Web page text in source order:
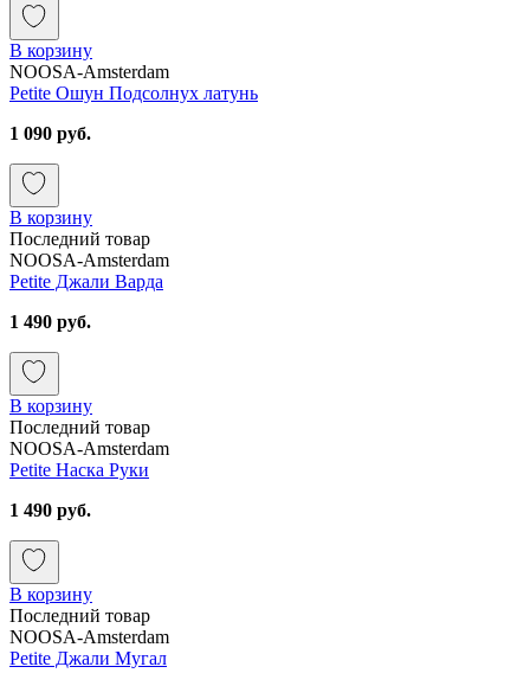
В корзину
NOOSA-Amsterdam
Petite Ошун Подсолнух латунь
1 090 руб.
В корзину
Последний товар
NOOSA-Amsterdam
Petite Джали Варда
1 490 руб.
В корзину
Последний товар
NOOSA-Amsterdam
Petite Наска Руки
1 490 руб.
В корзину
Последний товар
NOOSA-Amsterdam
Petite Джали Мугал